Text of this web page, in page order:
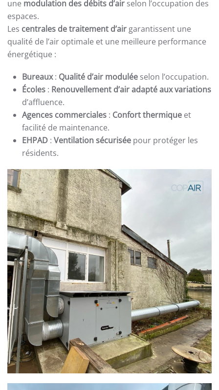
une modulation des débits d’air selon l’occupation des
espaces.
Les centrales de traitement d’air garantissent une
qualité de l’air optimale et une meilleure performance
énergétique :
Bureaux: Qualité d’air modulée selon l’occupation.
Écoles : Renouvellement d’air adapté aux variations
d’affluence.
Agences commerciales : Confort thermique et
facilité de maintenance.
EHPAD : Ventilation sécurisée pour protéger les
résidents.